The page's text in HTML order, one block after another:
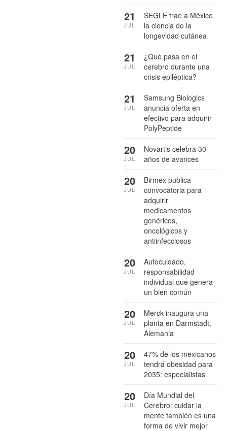
SEGLE trae a México
la ciencia de la
longevidad cutánea
21
JUL
¿Qué pasa en el
cerebro durante una
crisis epiléptica?
21
JUL
Samsung Biologics
anuncia oferta en
efectivo para adquirir
PolyPeptide
21
JUL
Novartis celebra 30
años de avances
20
JUL
Birmex publica
convocatoria para
adquirir
medicamentos
genéricos,
oncológicos y
antiinfecciosos
20
JUL
Autocuidado,
responsabilidad
individual que genera
un bien común
20
JUL
Merck inaugura una
planta en Darmstadt,
Alemania
20
JUL
47% de los mexicanos
tendrá obesidad para
2035: especialistas
20
JUL
Día Mundial del
Cerebro: cuidar la
mente también es una
forma de vivir mejor
20
JUL